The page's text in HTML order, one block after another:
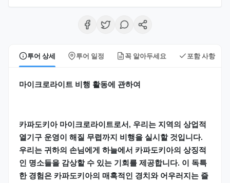
투어 상세 투어 일정 꼭 알아두세요 포함 사항
마이크로라이트 비행 활동에 관하여
카파도키아 마이크로라이트로서, 우리는 지역의 상업적
열기구 운영이 해질 무렵까지 비행을 실시할 것입니다.
우리는 귀하의 손님에게 하늘에서 카파도키아의 상징적
인 명소들을 감상할 수 있는 기회를 제공합니다. 이 독특
한 경험은 카파도키아의 매혹적인 경치와 어우러지는 즐